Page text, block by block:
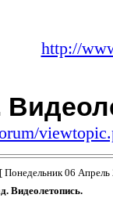
http://
Понедельник 06
Видеолетопись.